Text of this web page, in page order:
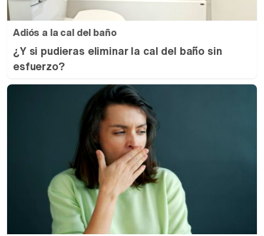
Adiós a la cal del baño
¿Y si pudieras eliminar la cal del baño sin
esfuerzo?